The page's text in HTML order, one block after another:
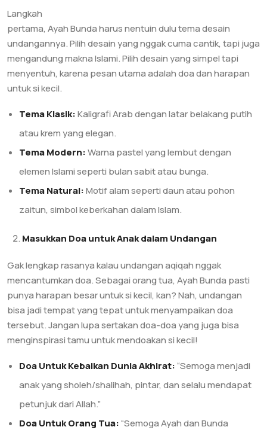
Langkah
pertama, Ayah Bunda harus nentuin dulu tema desain
undangannya. Pilih desain yang nggak cuma cantik, tapi juga
mengandung makna Islami. Pilih desain yang simpel tapi
menyentuh, karena pesan utama adalah doa dan harapan
untuk si kecil.
Tema Klasik:Kaligrafi Arab dengan latar belakang putih
atau krem yang elegan.
Tema Modern:Warna pastel yang lembut dengan
elemen Islami seperti bulan sabit atau bunga.
Tema Natural:Motif alam seperti daun atau pohon
zaitun, simbol keberkahan dalam Islam.
Masukkan Doa untuk Anak dalam Undangan
Gak lengkap rasanya kalau undangan aqiqah nggak
mencantumkan doa. Sebagai orang tua, Ayah Bunda pasti
punya harapan besar untuk si kecil, kan? Nah, undangan
bisa jadi tempat yang tepat untuk menyampaikan doa
tersebut. Jangan lupa sertakan doa-doa yang juga bisa
menginspirasi tamu untuk mendoakan si kecil!
Doa Untuk Kebaikan Dunia Akhirat:“Semoga menjadi
anak yang sholeh/shalihah, pintar, dan selalu mendapat
petunjuk dari Allah.”
Doa Untuk Orang Tua:“Semoga Ayah dan Bunda